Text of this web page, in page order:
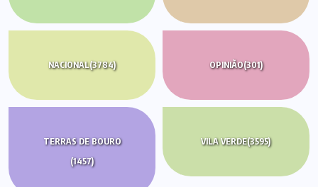
NACIONAL(3784) OPINIÃO(301)
TERRAS DE BOURO
(1457)
VILA VERDE(3595)